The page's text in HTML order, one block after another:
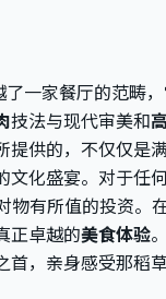
了一家餐厅的范畴
技法与现代审美和
提供的，不仅仅是
化盛宴。对于任
物有所值的投资。
正卓越的美食体验
，亲身感受那稻